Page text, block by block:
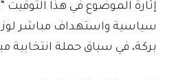
إثارة الموضوع في هذا
سياسية واستهداف مباشر لوزير
بركة، في سياق حملة انتخابية